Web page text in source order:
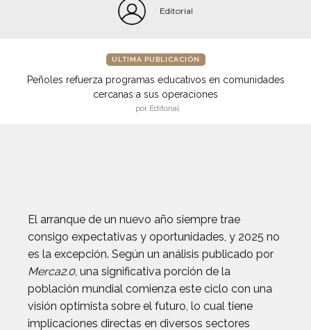
Editorial
ÚLTIMA PUBLICACIÓN
Peñoles refuerza programas educativos en comunidades
cercanas a sus operaciones
por Editorial
El arranque de un nuevo año siempre trae
consigo expectativas y oportunidades, y 2025 no
es la excepción. Según un análisis publicado por
Merca2.0, una significativa porción de la
población mundial comienza este ciclo con una
visión optimista sobre el futuro, lo cual tiene
implicaciones directas en diversos sectores